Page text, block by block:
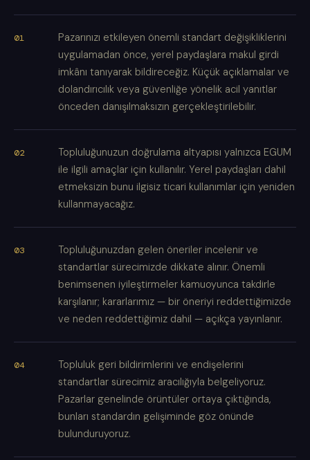
Pazarınızı etkileyen önemli standart değişikliklerini
uygulamadan önce, yerel paydaşlara makul girdi
imkânı tanıyarak bildireceğiz. Küçük açıklamalar ve
dolandırıcılık veya güvenliğe yönelik acil yanıtlar
önceden danışılmaksızın gerçekleştirilebilir.
Topluluğunuzun doğrulama altyapısı yalnızca EGUM
ile ilgili amaçlar için kullanılır. Yerel paydaşları dahil
etmeksizin bunu ilgisiz ticari kullanımlar için yeniden
kullanmayacağız.
Topluluğunuzdan gelen öneriler incelenir ve
standartlar sürecimizde dikkate alınır. Önemli
benimsenen iyileştirmeler kamuoyunca takdirle
karşılanır; kararlarımız — bir öneriyi reddettiğimizde
ve neden reddettiğimiz dahil — açıkça yayınlanır.
Topluluk geri bildirimlerini ve endişelerini
standartlar sürecimiz aracılığıyla belgeliyoruz.
Pazarlar genelinde örüntüler ortaya çıktığında,
bunları standardın gelişiminde göz önünde
bulunduruyoruz.